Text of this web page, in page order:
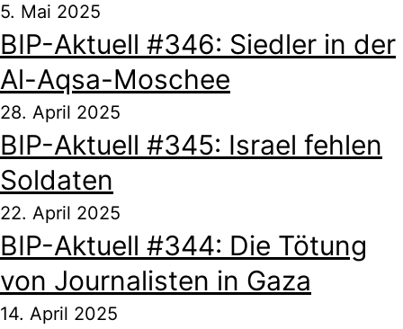
5. Mai 2025
BIP-Aktuell #346: Siedler in der
Al-Aqsa-Moschee
28. April 2025
BIP-Aktuell #345: Israel fehlen
Soldaten
22. April 2025
BIP-Aktuell #344: Die Tötung
von Journalisten in Gaza
14. April 2025